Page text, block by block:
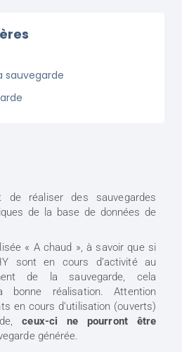
sauvegarde
de réaliser des sauvegardes
de la base de données de
« A chaud », à savoir que si
sont en cours d’activité au
de la sauvegarde, cela
bonne réalisation. Attention
en cours d’utilisation (ouverts)
ceux-ci ne pourront être
générée.